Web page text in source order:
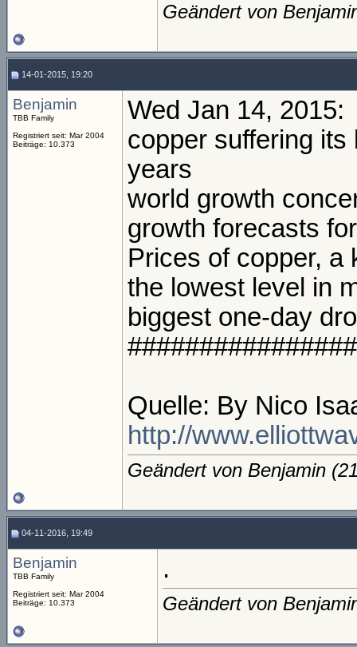
Geändert von
14-01-2015, 19:20
Benjamin
TBB Family
Registriert seit: Mar 2004
Beiträge: 10.373
Wed Jan 14, 2015:
copper suffering
years
world growth
growth forecasts
Prices of copper, a
the lowest level in
biggest one-day
Quelle: By Nico
http://
Geändert von Benjamin
04-11-2016, 19:49
Benjamin
TBB Family
Registriert seit: Mar 2004
Beiträge: 10.373
.
Geändert von